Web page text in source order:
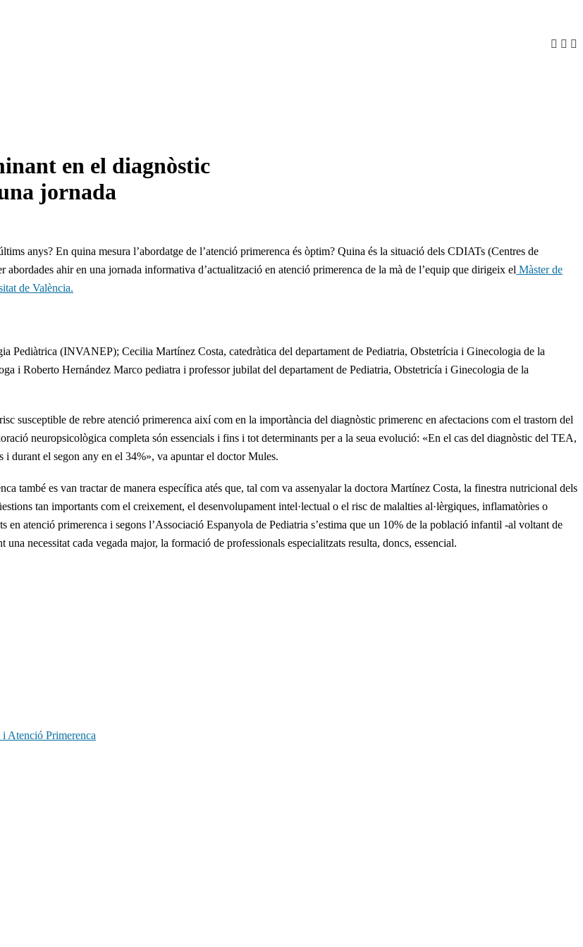
en el diagnòstic
jornada
anys? En quina mesura l’abordatge de l’atenció primerenca és òptim? Quina és la situació dels CDIATs (Centres de
ahir en una jornada informativa d’actualització en atenció primerenca de la mà de l’equip que dirigeix el Màster de
de València.
Pediàtrica (INVANEP); Cecilia Martínez Costa, catedràtica del departament de Pediatria, Obstetrícia i Ginecologia de la
i Roberto Hernández Marco pediatra i professor jubilat del departament de Pediatria, Obstetricía i Ginecologia de la
susceptible de rebre atenció primerenca així com en la importància del diagnòstic primerenc en afectacions com el trastorn del
neuropsicològica completa són essencials i fins i tot determinants per a la seua evolució: «En el cas del diagnòstic del TEA,
durant el segon any en el 34%», va apuntar el doctor Mules.
també es van tractar de manera específica atés que, tal com va assenyalar la doctora Martínez Costa, la finestra nutricional dels
tan importants com el creixement, el desenvolupament intel·lectual o el risc de malalties al·lèrgiques, inflamatòries o
atenció primerenca i segons l’Associació Espanyola de Pediatria s’estima que un 10% de la població infantil -al voltant de
necessitat cada vegada major, la formació de professionals especialitzats resulta, doncs, essencial.
Atenció Primerenca